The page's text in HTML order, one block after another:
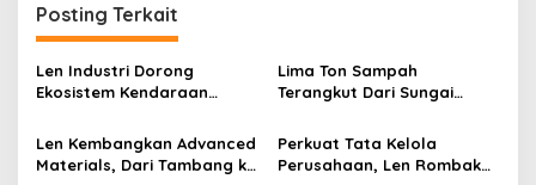
Posting Terkait
Len Industri Dorong
Ekosistem Kendaraan
Integrasi Sistem dan
Layanan Purnajual
Lima Ton Sampah
Terangkut Dari Sungai
Warga Bersih-bersih
Lingkungan
Len Kembangkan Advanced
Materials, Dari Tambang ke
Perkuat Tata Kelola
Perusahaan, Len Rombak